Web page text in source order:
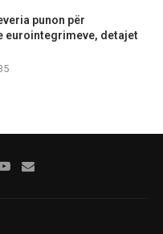
punon për
eurointegrimeve, detajet